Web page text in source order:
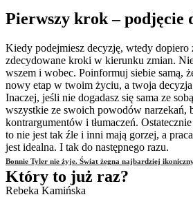
Bonnie Tyler nie żyje. Świat żegna najbardziej
Rebeka Kamińska
Pierwszy krok – podjęcie
Kiedy podejmiesz decyzję, wtedy dopiero
zdecydowane kroki w kierunku zmian.
wszem i wobec. Poinformuj siebie samą,
nowy etap w twoim życiu, a twoja
Inaczej, jeśli nie dogadasz się sama ze
wszystkie ze swoich powodów narzekań,
kontrargumentów i tłumaczeń.
to nie jest tak źle i inni mają gorzej, a
jest idealna. I tak do następnego razu.
Który to już raz?